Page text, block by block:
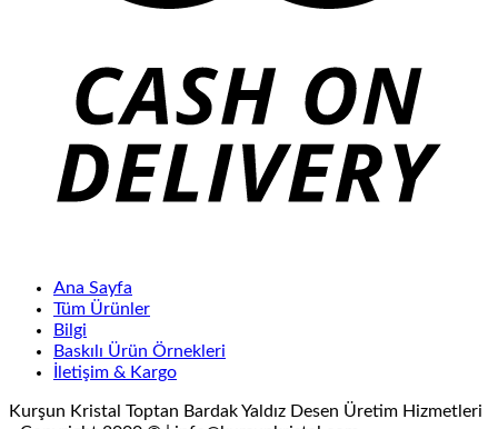
Ana Sayfa
Tüm Ürünler
Bilgi
Baskılı Ürün Örnekleri
İletişim & Kargo
Kurşun Kristal Toptan Bardak Yaldız Desen Üretim Hizmetleri